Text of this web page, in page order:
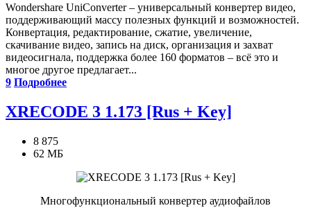
Wondershare UniConverter – универсальный конвертер видео,
поддерживающий массу полезных функций и возможностей.
Конвертация, редактирование, сжатие, увеличение,
скачивание видео, запись на диск, организация и захват
видеосигнала, поддержка более 160 форматов – всё это и
многое другое предлагает...
9 Подробнее
XRECODE 3 1.173 [Rus + Key]
8 875
62 МБ
Многофункциональный конвертер аудиофайлов